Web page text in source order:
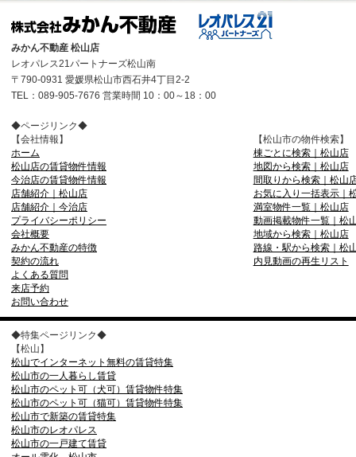
みかん不動産 松山店
レオパレス21パートナーズ松山南
〒790-0931 愛媛県松山市西石井4丁目2-2
TEL：089-905-7676 営業時間 10：00～18：00
◆ページリンク◆
【会社情報】
ホーム
松山店の賃貸物件情報
今治店の賃貸物件情報
店舗紹介｜松山店
店舗紹介｜今治店
プライバシーポリシー
会社概要
みかん不動産の特徴
契約の流れ
よくある質問
来店予約
お問い合わせ
【松山市の物件検索】
棟ごとに検索｜松山店
地図から検索｜松山店
間取りから検索｜松山
お気に入り一括表示｜
満室物件一覧｜松山店
動画掲載物件一覧｜松
地域から検索｜松山店
路線・駅から検索｜松
内見動画の再生リスト
◆特集ページリンク◆
【松山】
松山でインターネット無料の賃貸特集
松山市の一人暮らし賃貸
松山市のペット可（犬可）賃貸物件特集
松山市のペット可（猫可）賃貸物件特集
松山市で新築の賃貸特集
松山市のレオパレス
松山市の一戸建て賃貸